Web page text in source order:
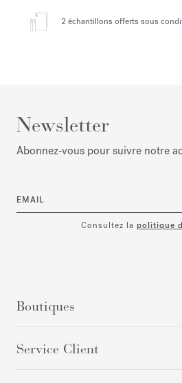
2 échantillons offerts sous
Newsletter
Abonnez‑vous pour suivre notre
EMAIL
Consultez la politique
Boutiques
Service Client